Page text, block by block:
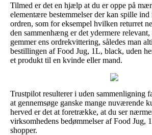
Tilmed er det en hjælp at du er oppe på
elementære bestemmelser der kan spille
ordren, som for eksempel hvilken returret
den sammenhæng er det ydermere
gemmer ens ordrekvittering, således man
bestillingen af Food Jug, 1L, black, uden
et produkt til en kvinde eller mand.
Trustpilot resulterer i uden sammenligning
at gennemsøge ganske mange nuværende
herved er det at foretrække, at du ser
virksomhedens bedømmelser af Food Jug,
shopper.